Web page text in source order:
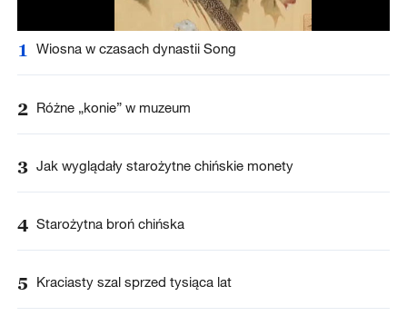
1 Wiosna w czasach dynastii Song
2 Różne „konie” w muzeum
3 Jak wyglądały starożytne chińskie monety
4 Starożytna broń chińska
5 Kraciasty szal sprzed tysiąca lat